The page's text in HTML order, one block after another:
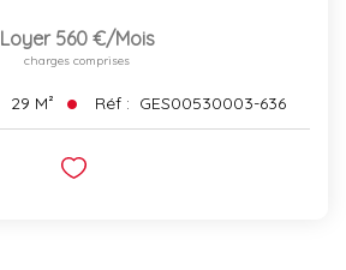
Loyer 560 €/mois
charges comprises
29 M² Réf : GES00530003-636